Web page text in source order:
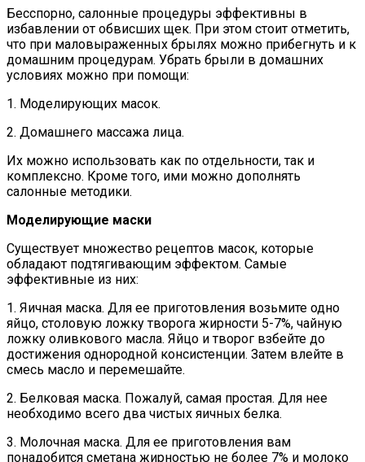
Бесспорно, салонные процедуры эффективны в
избавлении от обвисших щек. При этом стоит отметить,
что при маловыраженных брылях можно прибегнуть и к
домашним процедурам. Убрать брыли в домашних
условиях можно при помощи:
1. Моделирующих масок.
2. Домашнего массажа лица.
Их можно использовать как по отдельности, так и
комплексно. Кроме того, ими можно дополнять
салонные методики.
Моделирующие маски
Существует множество рецептов масок, которые
обладают подтягивающим эффектом. Самые
эффективные из них:
1. Яичная маска. Для ее приготовления возьмите одно
яйцо, столовую ложку творога жирности 5-7%, чайную
ложку оливкового масла. Яйцо и творог взбейте до
достижения однородной консистенции. Затем влейте в
смесь масло и перемешайте.
2. Белковая маска. Пожалуй, самая простая. Для нее
необходимо всего два чистых яичных белка.
3. Молочная маска. Для ее приготовления вам
понадобится сметана жирностью не более 7% и молоко